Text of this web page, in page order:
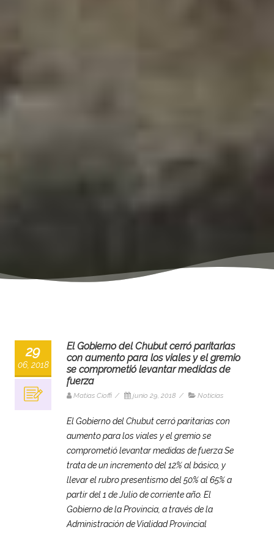
29
06, 2018
El Gobierno del Chubut cerró paritarias
con aumento para los viales y el gremio
se comprometió levantar medidas de
fuerza
Matias Cioffi / junio 29, 2018 / Noticias
El Gobierno del Chubut cerró paritarias con
aumento para los viales y el gremio se
comprometió levantar medidas de fuerza Se
trata de un incremento del 12% al básico, y
llevar el rubro presentismo del 50% al 65% a
partir del 1 de Julio de corriente año. El
Gobierno de la Provincia, a través de la
Administración de Vialidad Provincial